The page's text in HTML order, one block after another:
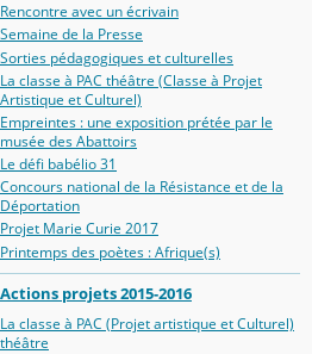
Rencontre avec un écrivain
Semaine de la Presse
Sorties pédagogiques et culturelles
La classe à PAC théâtre (Classe à Projet
Artistique et Culturel)
Empreintes : une exposition prétée par le
musée des Abattoirs
Le défi babélio 31
Concours national de la Résistance et de la
Déportation
Projet Marie Curie 2017
Printemps des poètes : Afrique(s)
Actions projets 2015-2016
La classe à PAC (Projet artistique et Culturel)
théâtre